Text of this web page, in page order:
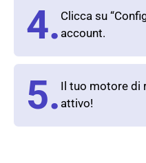
4. Clicca su
account.
5. Il tuo motore di
attivo!